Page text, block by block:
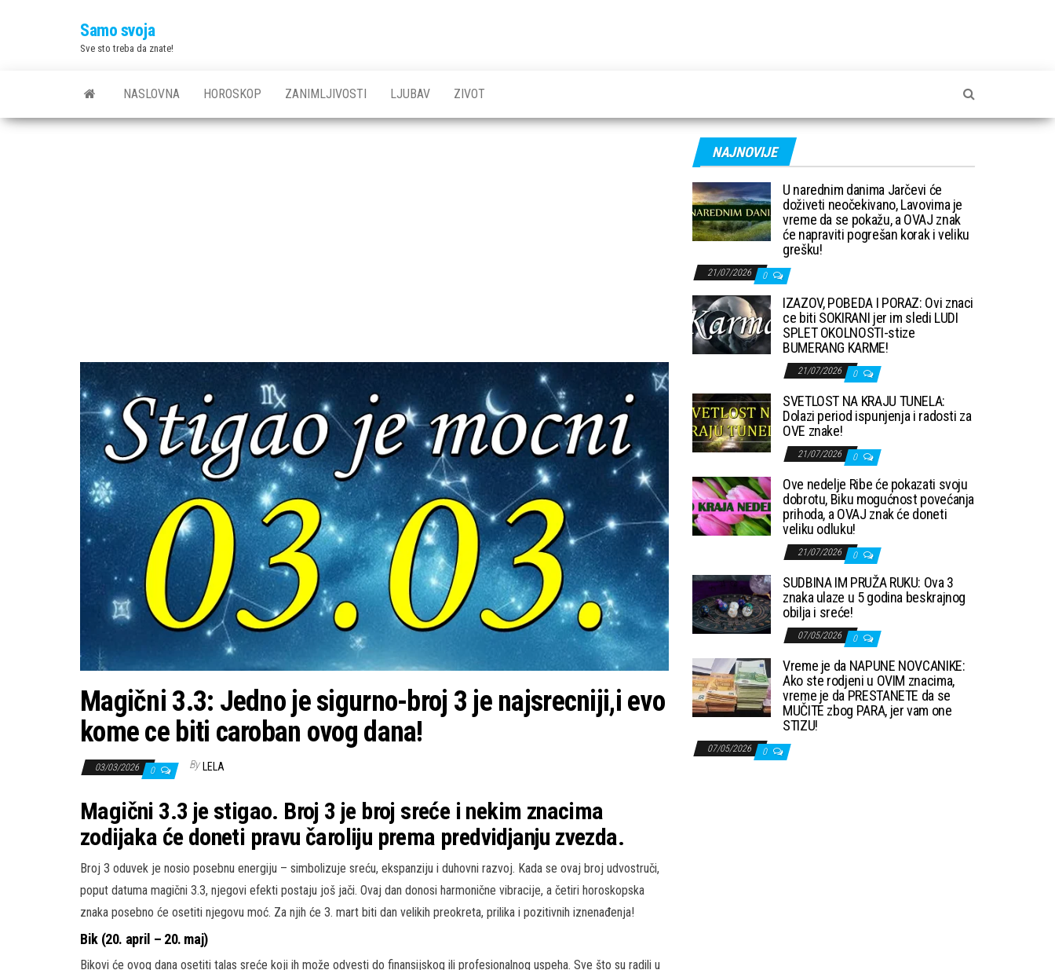
Samo svoja
Sve sto treba da znate!
NASLOVNA HOROSKOP ZANIMLJIVOSTI LJUBAV ZIVOT
Magični 3.3: Jedno je sigurno-broj 3 je najsrecniji,i evo
kome ce biti caroban ovog dana!
03/03/2026 0 By LELA
Magični 3.3 je stigao. Broj 3 je broj sreće i nekim znacima
zodijaka će doneti pravu čaroliju prema predvidjanju zvezda.
Broj 3 oduvek je nosio posebnu energiju – simbolizuje sreću, ekspanziju i duhovni razvoj. Kada se ovaj broj udvostruči,
poput datuma magični 3.3, njegovi efekti postaju još jači. Ovaj dan donosi harmonične vibracije, a četiri horoskopska
znaka posebno će osetiti njegovu moć. Za njih će 3. mart biti dan velikih preokreta, prilika i pozitivnih iznenađenja!
Bik (20. april – 20. maj)
Bikovi će ovog dana osetiti talas sreće koji ih može odvesti do finansijskog ili profesionalnog uspeha. Sve što su radili u
NAJNOVIJE
U narednim danima Jarčevi će
doživeti neočekivano, Lavovima je
vreme da se pokažu, a OVAJ znak
će napraviti pogrešan korak i veliku
grešku!
21/07/2026 0
IZAZOV, POBEDA I PORAZ: Ovi znaci
ce biti SOKIRANI jer im sledi LUDI
SPLET OKOLNOSTI-stize
BUMERANG KARME!
21/07/2026 0
SVETLOST NA KRAJU TUNELA:
Dolazi period ispunjenja i radosti za
OVE znake!
21/07/2026 0
Ove nedelje Ribe će pokazati svoju
dobrotu, Biku mogućnost povećanja
prihoda, a OVAJ znak će doneti
veliku odluku!
21/07/2026 0
SUDBINA IM PRUŽA RUKU: Ova 3
znaka ulaze u 5 godina beskrajnog
obilja i sreće!
07/05/2026 0
Vreme je da NAPUNE NOVCANIKE:
Ako ste rodjeni u OVIM znacima,
vreme je da PRESTANETE da se
MUČITE zbog PARA, jer vam one
STIZU!
07/05/2026 0